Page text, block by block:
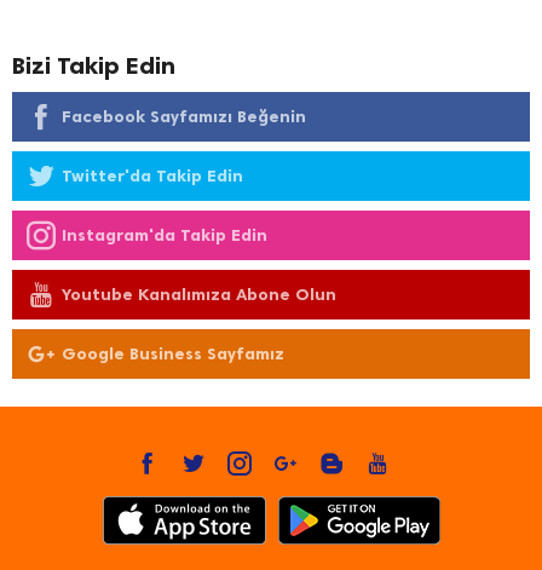
Bizi Takip Edin
Facebook Sayfamızı Beğenin
Twitter'da Takip Edin
Instagram'da Takip Edin
Youtube Kanalımıza Abone Olun
Google Business Sayfamız